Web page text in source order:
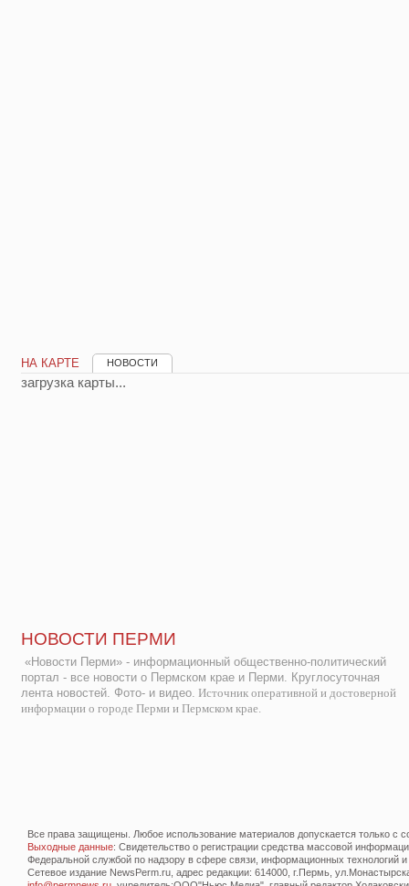
НА КАРТЕ НОВОСТИ
загрузка карты...
НОВОСТИ ПЕРМИ
«Новости Перми» - информационный общественно-политический
портал - все новости о Пермском крае и Перми. Круглосуточная
лента новостей. Фото- и видео. Источник оперативной и достоверной
информации о городе Перми и Пермском крае.
Все права защищены. Любое использование материалов допускается только с
Выходные данные: Свидетельство о регистрации средства массовой
Федеральной службой по надзору в сфере связи, информационных технологий
Сетевое издание NewsPerm.ru, адрес редакции: 614000, г.Пермь,